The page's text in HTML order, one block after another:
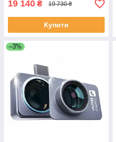
19 140 ₴ 19 730 ₴
Купити
–3%